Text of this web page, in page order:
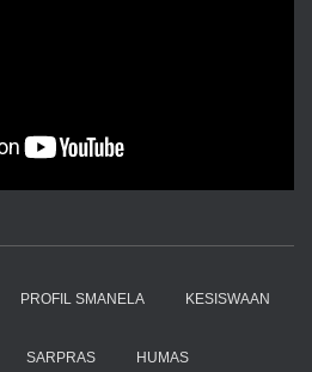
PROFIL SMANELA KESISWAAN
SARPRAS HUMAS